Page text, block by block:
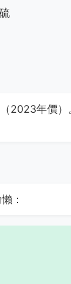
2023年價
：